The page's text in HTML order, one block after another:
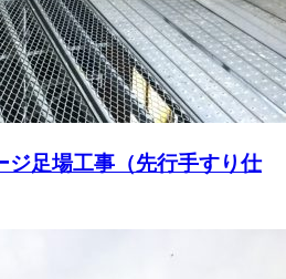
ジ足場工事（先行手すり仕